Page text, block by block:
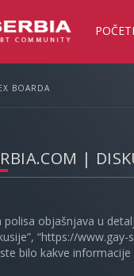
BOARDA
|
polisa objašnjava u
“https://www.gay-
bilo kakve